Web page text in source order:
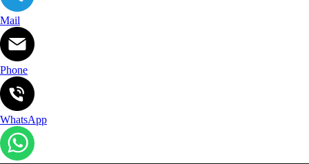
Mail
Phone
WhatsApp